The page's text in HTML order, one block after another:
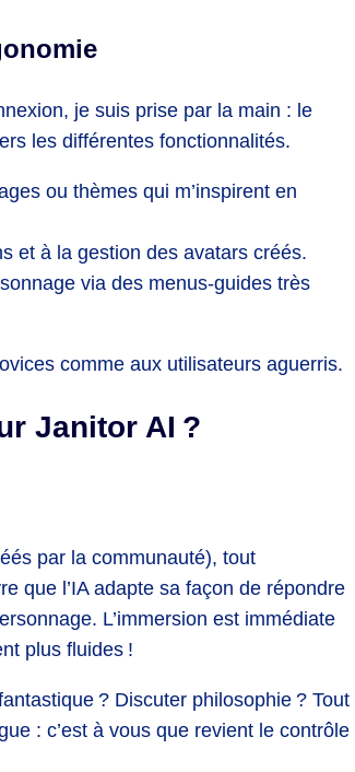
je suis prise par la main : le
les différentes fonctionnalités.
ou thèmes qui m’inspirent en
et à la gestion des avatars créés.
via des menus-guides très
comme aux utilisateurs aguerris.
Janitor AI ?
par la communauté), tout
que l’IA adapte sa façon de répondre
L’immersion est immédiate
plus fluides !
? Discuter philosophie ? Tout
: c’est à vous que revient le contrôle